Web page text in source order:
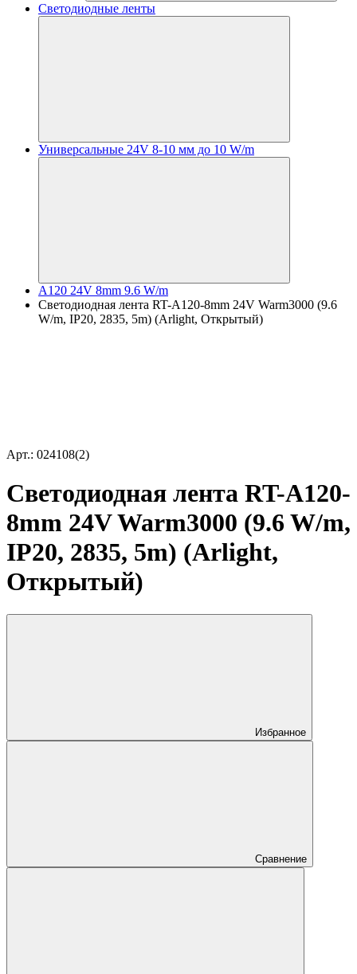
Светодиодные ленты
Универсальные 24V 8-10 мм до 10 W/m
A120 24V 8mm 9.6 W/m
Светодиодная лента RT-A120-8mm 24V Warm3000 (9.6
W/m, IP20, 2835, 5m) (Arlight, Открытый)
Арт.: 024108(2)
Светодиодная лента RT-A120-
8mm 24V Warm3000 (9.6 W/m,
IP20, 2835, 5m) (Arlight,
Открытый)
Избранное
Сравнение